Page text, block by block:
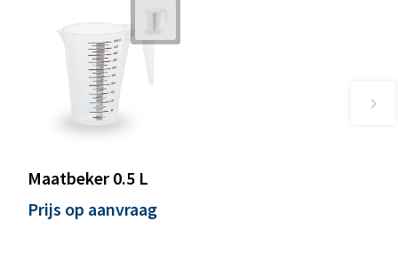
Maatbeker 0.5 L
Prijs op aanvraag